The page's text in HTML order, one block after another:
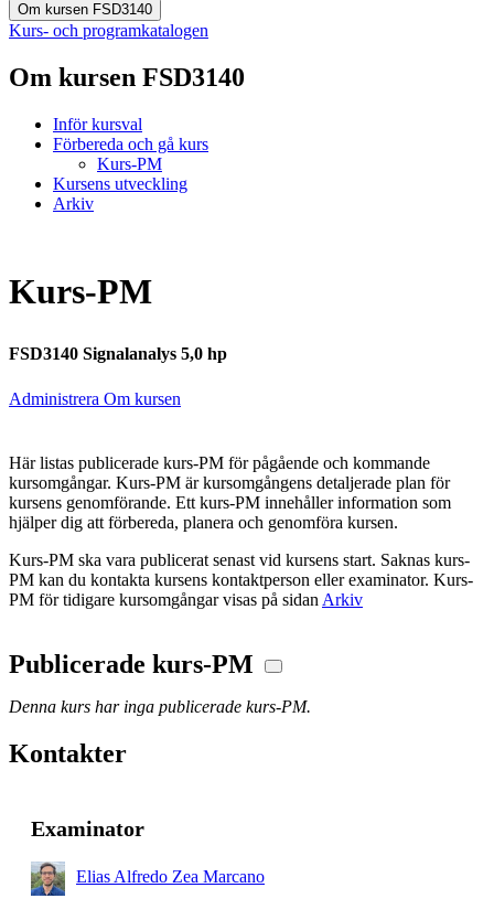
Om kursen FSD3140
Kurs- och programkatalogen
Om kursen FSD3140
Inför kursval
Förbereda och gå kurs
Kurs-PM
Kursens utveckling
Arkiv
Kurs-PM
FSD3140 Signalanalys 5,0 hp
Administrera Om kursen
Här listas publicerade kurs-PM för pågående och kommande
kursomgångar. Kurs-PM är kursomgångens detaljerade plan för
kursens genomförande. Ett kurs-PM innehåller information som
hjälper dig att förbereda, planera och genomföra kursen.
Kurs-PM ska vara publicerat senast vid kursens start. Saknas kurs-
PM kan du kontakta kursens kontaktperson eller examinator. Kurs-
PM för tidigare kursomgångar visas på sidan Arkiv
Publicerade kurs-PM
Denna kurs har inga publicerade kurs-PM.
Kontakter
Examinator
Elias Alfredo Zea Marcano